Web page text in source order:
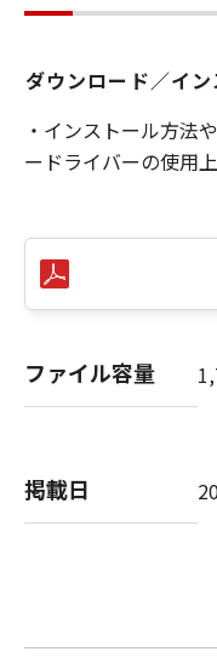
ダウンロード／イ
・インストール方法
ードライバーの使用
ファイル容量
掲載日